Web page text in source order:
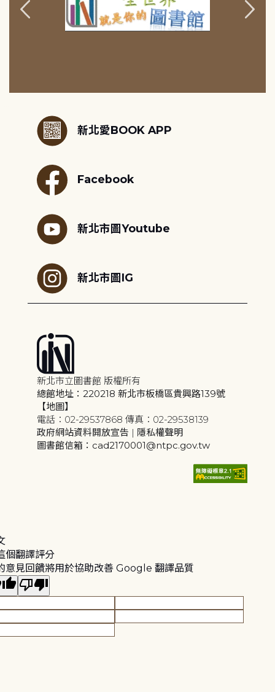
新北愛BOOK APP
Facebook
新北市圖Youtube
新北市圖IG
新北市立圖書館 版權所有
總館地址：220218 新北市板橋區貴興路139號
【地圖】
電話：02-29537868 傳真：02-29538139
政府網站資料開放宣告 | 隱私權聲明
圖書館信箱：cad2170001@ntpc.gov.tw
個翻譯評分
意見回饋將用於協助改善 Google 翻譯品質